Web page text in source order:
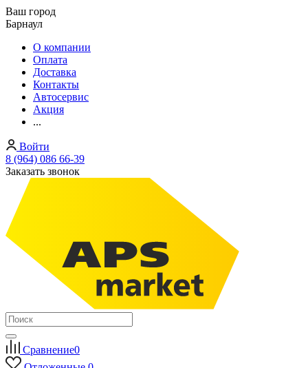
Ваш город
Барнаул
О компании
Оплата
Доставка
Контакты
Автосервис
Акция
...
Войти
8 (964) 086 66-39
Заказать звонок
Сравнение0